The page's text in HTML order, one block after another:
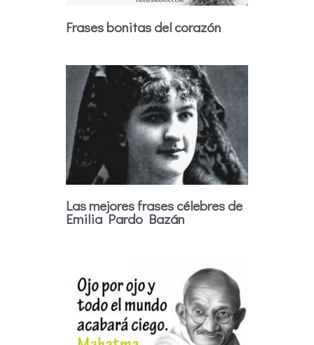
Frases bonitas del corazón
Las mejores frases célebres de
Emilia Pardo Bazán